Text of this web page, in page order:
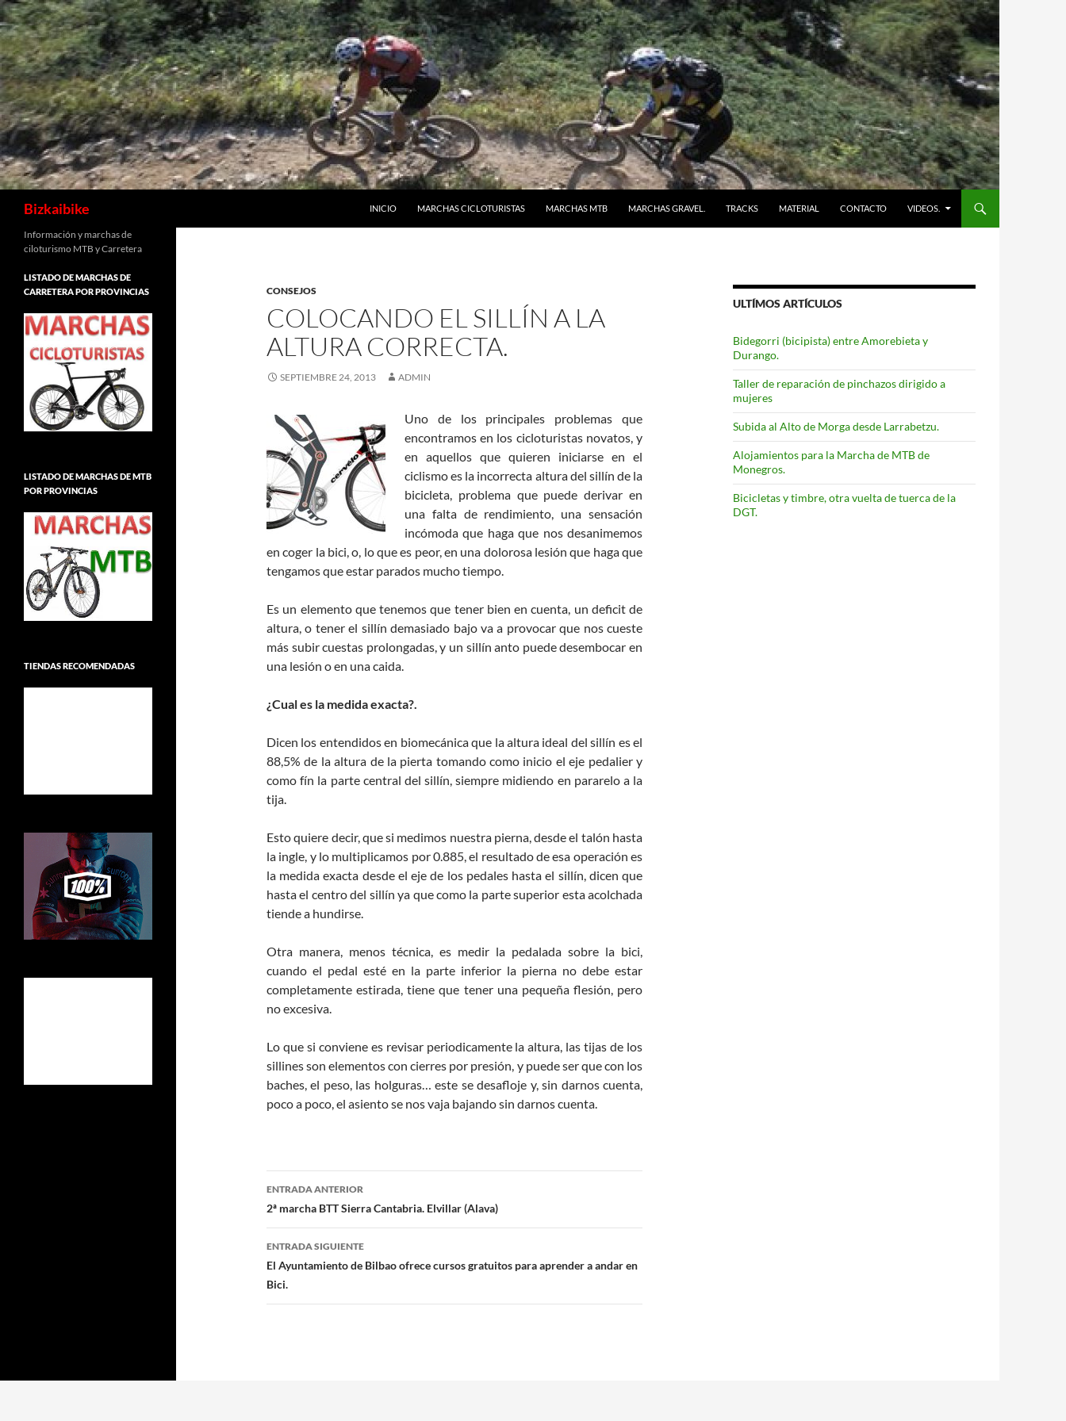
Bizkaibike
INICIO
MARCHAS CICLOTURISTAS MARCHAS MTB MARCHAS GRAVEL. TRACKS MATERIAL CONTACTO VIDEOS.
CONSEJOS
COLOCANDO EL SILLÍN A LA
ALTURA CORRECTA.
SEPTIEMBRE 24, 2013 ADMIN
Uno de los principales problemas que
encontramos en los cicloturistas novatos, y
en aquellos que quieren iniciarse en el
ciclismo es la incorrecta altura del sillín de la
bicicleta, problema que puede derivar en
una falta de rendimiento, una sensación
incómoda que haga que nos desanimemos
en coger la bici, o, lo que es peor, en una dolorosa lesión que haga que
tengamos que estar parados mucho tiempo.
Es un elemento que tenemos que tener bien en cuenta, un deficit de
altura, o tener el sillín demasiado bajo va a provocar que nos cueste
más subir cuestas prolongadas, y un sillín anto puede desembocar en
una lesión o en una caida.
¿Cual es la medida exacta?.
Dicen los entendidos en biomecánica que la altura ideal del sillín es el
88,5% de la altura de la pierta tomando como inicio el eje pedalier y
como fín la parte central del sillín, siempre midiendo en pararelo a la
tija.
Esto quiere decir, que si medimos nuestra pierna, desde el talón hasta
la ingle, y lo multiplicamos por 0.885, el resultado de esa operación es
la medida exacta desde el eje de los pedales hasta el sillín, dicen que
hasta el centro del sillín ya que como la parte superior esta acolchada
tiende a hundirse.
Otra manera, menos técnica, es medir la pedalada sobre la bici,
cuando el pedal esté en la parte inferior la pierna no debe estar
completamente estirada, tiene que tener una pequeña flesión, pero
no excesiva.
Lo que si conviene es revisar periodicamente la altura, las tijas de los
sillines son elementos con cierres por presión, y puede ser que con los
baches, el peso, las holguras… este se desafloje y, sin darnos cuenta,
poco a poco, el asiento se nos vaja bajando sin darnos cuenta.
Navegación
de
entradas
ENTRADA ANTERIOR
2ª marcha BTT Sierra Cantabria. Elvillar (Alava)
ENTRADA SIGUIENTE
El Ayuntamiento de Bilbao ofrece cursos gratuitos para aprender a andar en
Bici.
ULTÍMOS ARTÍCULOS
Bidegorri (bicipista) entre Amorebieta y
Durango.
Taller de reparación de pinchazos dirigido a
mujeres
Subida al Alto de Morga desde Larrabetzu.
Alojamientos para la Marcha de MTB de
Monegros.
Bicicletas y timbre, otra vuelta de tuerca de la
DGT.
Información y marchas de
ciloturismo MTB y Carretera
LISTADO DE MARCHAS DE
CARRETERA POR PROVINCIAS
LISTADO DE MARCHAS DE MTB
POR PROVINCIAS
TIENDAS RECOMENDADAS